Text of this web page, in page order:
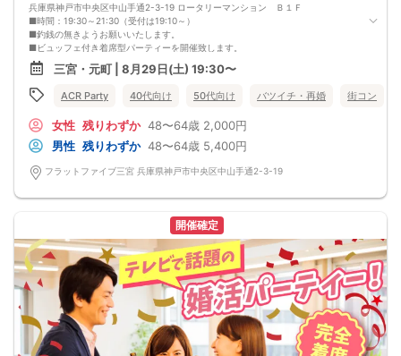
兵庫県神戸市中央区中山手通2-3-19 ロータリーマンション Ｂ１Ｆ
■時間：19:30～21:30（受付は19:10～）
■釣銭の無きようお願いいたします。
■ビュッフェ付き着席型パーティーを開催致します。
■男性の皆様には20分～25分毎にお席の移動のご協力を頂いております。
■お食事ビュッフェ付きアルコールを含むドリンクは1.5時間飲み放題♪
■本人確認の取れる運転免許証、マイナンバーカードは必ず持参ください。
■参加予定人数：最大50名まで募集
■中止判断のタイミング：8月29日17時半迄
◆──────────────────────◆
【禁止事項】
・他の参加者様に迷惑をかける行為
・全ての勧誘行為
(上記行為が発覚しましたら退場していただき今後のご参加をお断りさせていただ
きます)
・イベント後の参加者同士のトラブルは当事者同士で解決をお願いします。
◆──────────────────────◆
三宮・元町 | 8月29日(土) 19:30〜
ACR Party 40代向け 50代向け バツイチ・再婚 街コン
女性 残りわずか 48〜64歳 2,000円
男性 残りわずか 48〜64歳 5,400円
フラットファイブ三宮 兵庫県神戸市中央区中山手通2-3-19
開催確定